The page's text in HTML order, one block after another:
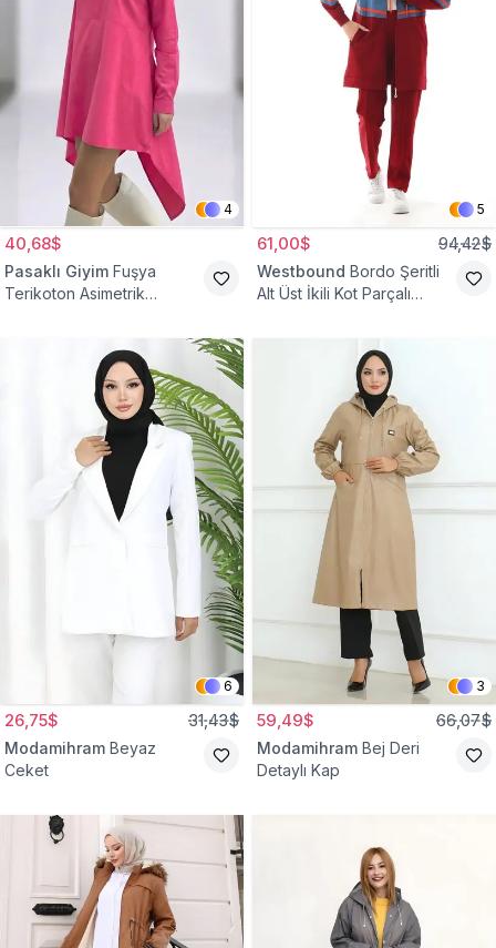
4
40,68$
Pasaklı Giyim Fuşya
Terikoton Asimetrik
5
61,00$ 94,42$
Westbound Bordo Şeritli
Alt Üst İkili Kot Parçalı
6
26,75$ 31,43$
Modamihram Beyaz
Ceket
3
59,49$ 66,07$
Modamihram Bej Deri
Detaylı Kap